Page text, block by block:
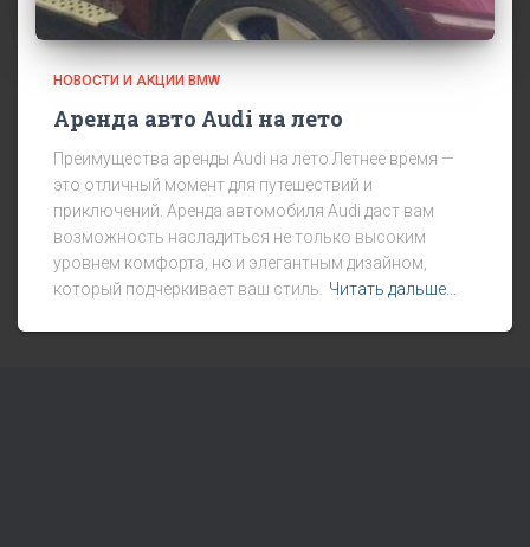
НОВОСТИ И АКЦИИ BMW
Аренда авто Audi на лето
Преимущества аренды Audi на лето Летнее время —
это отличный момент для путешествий и
приключений. Аренда автомобиля Audi даст вам
возможность насладиться не только высоким
уровнем комфорта, но и элегантным дизайном,
который подчеркивает ваш стиль.
Читать дальше…